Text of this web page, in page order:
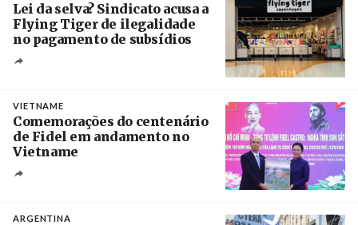
Lei da selva? Sindicato acusa a
Flying Tiger de ilegalidade
no pagamento de subsídios
VIETNAME
Comemorações do centenário
de Fidel em andamento no
Vietname
ARGENTINA